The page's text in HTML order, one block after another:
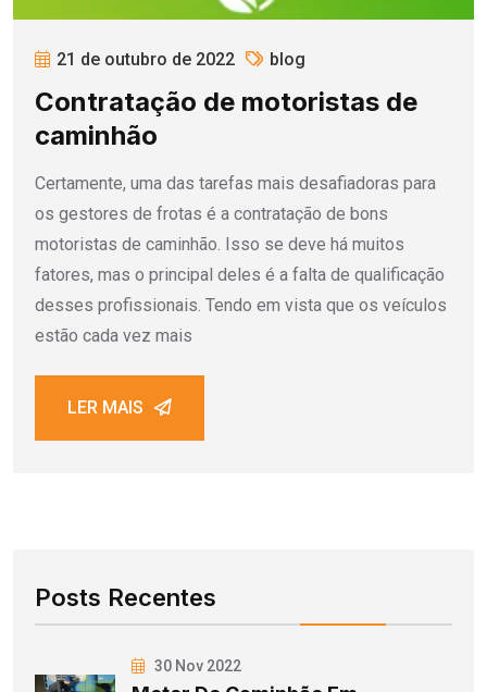
21 de outubro de 2022 blog
Contratação de motoristas de
caminhão
Certamente, uma das tarefas mais desafiadoras para
os gestores de frotas é a contratação de bons
motoristas de caminhão. Isso se deve há muitos
fatores, mas o principal deles é a falta de qualificação
desses profissionais. Tendo em vista que os veículos
estão cada vez mais
LER MAIS
Posts Recentes
30 Nov 2022